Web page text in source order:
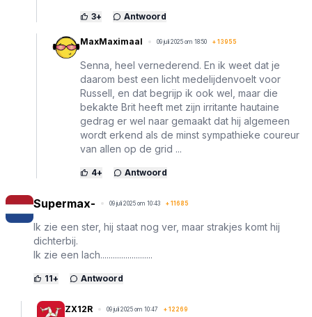
3+ Antwoord
MaxMaximaal 09 juli 2025 om 18:50 + 13955
Senna, heel vernederend. En ik weet dat je
daarom best een licht medelijdenvoelt voor
Russell, en dat begrijp ik ook wel, maar die
bekakte Brit heeft met zijn irritante hautaine
gedrag er wel naar gemaakt dat hij algemeen
wordt erkend als de minst sympathieke coureur
van allen op de grid ...
4+ Antwoord
Supermax- 09 juli 2025 om 10:43 + 11685
Ik zie een ster, hij staat nog ver, maar strakjes komt hij
dichterbij.
Ik zie een lach.........................
11+ Antwoord
ZX12R 09 juli 2025 om 10:47 + 12269